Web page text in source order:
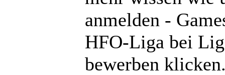
anmelden -
HFO-Liga bei
bewerben